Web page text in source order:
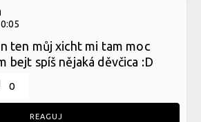
ten můj xicht mi tam moc
bejt spíš nějaká děvčica :D
0
REAGUJ